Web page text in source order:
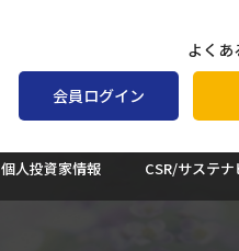
よくあ
会員ログイン
個人投資家情報 CSR/サステナ